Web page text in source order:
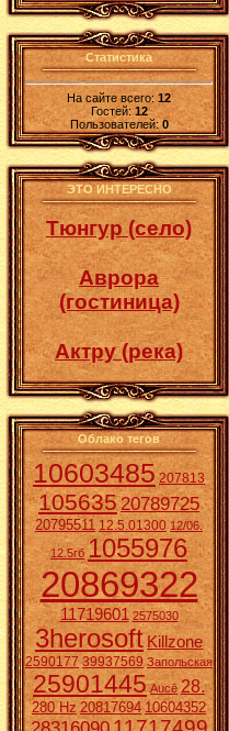
Статистика
На сайте всего:12
Гостей: 12
Пользователей: 0
ЭТО ИНТЕРЕСНО
Тюнгур (село)
Аврора
(гостиница)
Актру (река)
Облако тегов
10603485 207813
10563520789725
20795511 12.5.01300 12/06.
12.5гб 1055976
20869322
11719601 2575030
3herosoft Killzone
2590177 39937569 Запольская
25901445 Aucē 28.
280 Hz 20817694 10604352